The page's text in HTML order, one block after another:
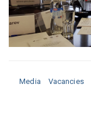
Media Vacancies